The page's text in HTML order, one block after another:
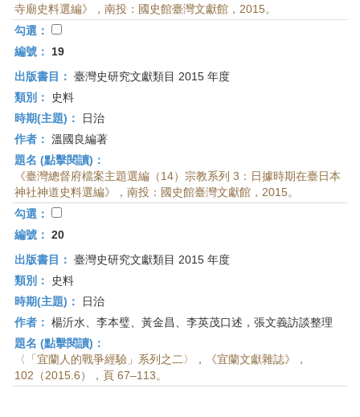
寺廟史料選編》，南投：國史館臺灣文獻館，2015。
勾選：
編號：
19
出版書目： 臺灣史研究文獻類目 2015 年度
類別：
史料
時期(主題)：
日治
作者： 溫國良編著
題名 (點擊閱讀)：
《臺灣總督府檔案主題選編（14）宗教系列 3：日據時期在臺日本
神社神道史料選編》，南投：國史館臺灣文獻館，2015。
勾選：
編號： 20
出版書目： 臺灣史研究文獻類目 2015 年度
類別：
史料
時期(主題)：
日治
作者： 楊沂水、李本璧、黃金昌、李英茂口述，張文義訪談整理
題名 (點擊閱讀)：
〈「宜蘭人的戰爭經驗」系列之二〉，《宜蘭文獻雜誌》，
102（2015.6），頁 67–113。